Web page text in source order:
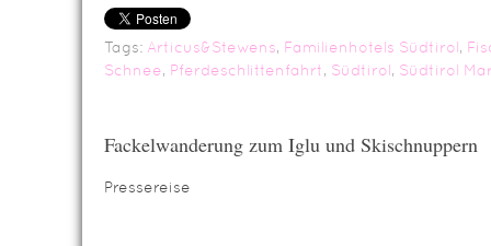
Tags: Articus&Stewens, Familienhotels Südtirol,
Schnee, Pferdeschlittenfahrt, Südtirol, Südtirol
Fackelwanderung zum Iglu und Skischnuppern
Pressereise